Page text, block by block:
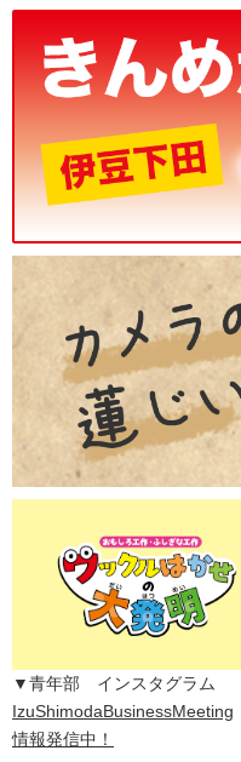
▼青年部 インスタグラム
IzuShimodaBusinessMeeting
情報発信中！